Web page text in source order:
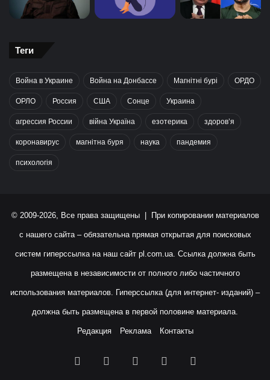
Теги
Война в Украине Война на Донбассе Магнітні бурі ОРДО
ОРЛО Россия США Сонце Украина
агрессия России війна Україна езотерика здоров’я
коронавирус магнітна буря наука пандемия
психологія
© 2009-2026, Все права защищены | При копировании материалов
с нашего сайта – обязательна прямая открытая для поисковых
систем гиперссылка на наш сайт pl.com.ua. Ссылка должна быть
размещена в независимости от полного либо частичного
использования материалов. Гиперссылка (для интернет- изданий) –
должна быть размещена в первой половине материала.
Редакция Реклама Контакты
Facebook YouTubeInstagram